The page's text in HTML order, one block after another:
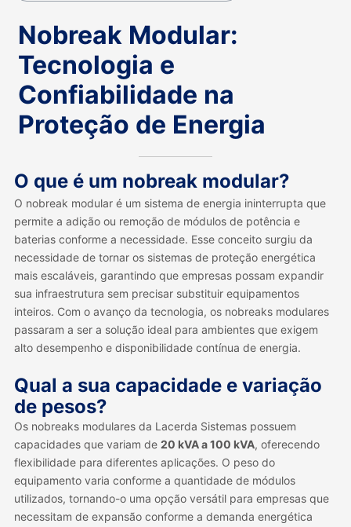
Nobreak Modular:
Tecnologia e
Confiabilidade na
Proteção de Energia
O que é um nobreak modular?
O nobreak modular é um sistema de energia ininterrupta que
permite a adição ou remoção de módulos de potência e
baterias conforme a necessidade. Esse conceito surgiu da
necessidade de tornar os sistemas de proteção energética
mais escaláveis, garantindo que empresas possam expandir
sua infraestrutura sem precisar substituir equipamentos
inteiros. Com o avanço da tecnologia, os nobreaks modulares
passaram a ser a solução ideal para ambientes que exigem
alto desempenho e disponibilidade contínua de energia.
Qual a sua capacidade e variação
de pesos?
Os nobreaks modulares da Lacerda Sistemas possuem
capacidades que variam de 20 kVA a 100 kVA, oferecendo
flexibilidade para diferentes aplicações. O peso do
equipamento varia conforme a quantidade de módulos
utilizados, tornando-o uma opção versátil para empresas que
necessitam de expansão conforme a demanda energética